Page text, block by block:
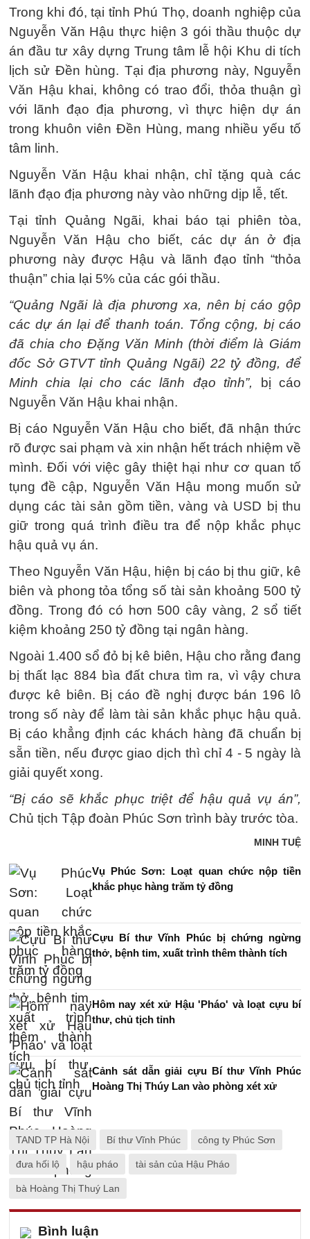
Trong khi đó, tại tỉnh Phú Thọ, doanh nghiệp của
Nguyễn Văn Hậu thực hiện 3 gói thầu thuộc dự
án đầu tư xây dựng Trung tâm lễ hội Khu di tích
lịch sử Đền hùng. Tại địa phương này, Nguyễn
Văn Hậu khai, không có trao đổi, thỏa thuận gì
với lãnh đạo địa phương, vì thực hiện dự án
trong khuôn viên Đền Hùng, mang nhiều yếu tố
tâm linh.
Nguyễn Văn Hậu khai nhận, chỉ tặng quà các
lãnh đạo địa phương này vào những dịp lễ, tết.
Tại tỉnh Quảng Ngãi, khai báo tại phiên tòa,
Nguyễn Văn Hậu cho biết, các dự án ở địa
phương này được Hậu và lãnh đạo tỉnh “thỏa
thuận” chia lại 5% của các gói thầu.
“Quảng Ngãi là địa phương xa, nên bị cáo gộp
các dự án lại để thanh toán. Tổng cộng, bị cáo
đã chia cho Đặng Văn Minh (thời điểm là Giám
đốc Sở GTVT tỉnh Quảng Ngãi) 22 tỷ đồng, để
Minh chia lại cho các lãnh đạo tỉnh”,
bị cáo
Nguyễn Văn Hậu khai nhận.
Bị cáo Nguyễn Văn Hậu cho biết, đã nhận thức
rõ được sai phạm và xin nhận hết trách nhiệm về
mình. Đối với việc gây thiệt hại như cơ quan tố
tụng đề cập, Nguyễn Văn Hậu mong muốn sử
dụng các tài sản gồm tiền, vàng và USD bị thu
giữ trong quá trình điều tra để nộp khắc phục
hậu quả vụ án.
Theo Nguyễn Văn Hậu, hiện bị cáo bị thu giữ, kê
biên và phong tỏa tổng số tài sản khoảng 500 tỷ
đồng. Trong đó có hơn 500 cây vàng, 2 sổ tiết
kiệm khoảng 250 tỷ đồng tại ngân hàng.
Ngoài 1.400 sổ đỏ bị kê biên, Hậu cho rằng đang
bị thất lạc 884 bìa đất chưa tìm ra, vì vậy chưa
được kê biên. Bị cáo đề nghị được bán 196 lô
trong số này để làm tài sản khắc phục hậu quả.
Bị cáo khẳng định các khách hàng đã chuẩn bị
sẵn tiền, nếu được giao dịch thì chỉ 4 - 5 ngày là
giải quyết xong.
“Bị cáo sẽ khắc phục triệt để hậu quả vụ án”,
Chủ tịch Tập đoàn Phúc Sơn trình bày trước tòa.
MINH TUỆ
Vụ Phúc Sơn: Loạt quan chức nộp tiền
khắc phục hàng trăm tỷ đồng
Cựu Bí thư Vĩnh Phúc bị chứng ngừng
thở, bệnh tim, xuất trình thêm thành tích
Hôm nay xét xử Hậu 'Pháo' và loạt cựu bí
thư, chủ tịch tỉnh
Cảnh sát dẫn giải cựu Bí thư Vĩnh Phúc
Hoàng Thị Thúy Lan vào phòng xét xử
TAND TP Hà Nội Bí thư Vĩnh Phúc công ty Phúc Sơn
đưa hối lộ hậu pháo tài sản của Hậu Pháo
bà Hoàng Thị Thuý Lan
Bình luận